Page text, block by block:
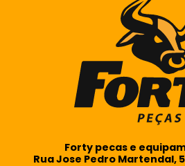
Forty pecas e
Rua Jose Pedro Martendal,